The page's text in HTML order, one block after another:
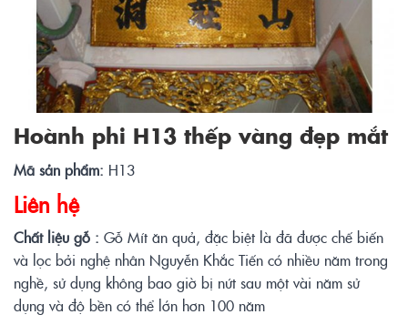
Hoành phi H13 thếp vàng đẹp mắt
Mã sản phẩm: H13
Liên hệ
Chất liệu gỗ : Gỗ Mít ăn quả, đặc biệt là đã được chế biến
và lọc bởi nghệ nhân Nguyễn Khắc Tiến có nhiều năm trong
nghề, sử dụng không bao giờ bị nứt sau một vài năm sử
dụng và độ bền có thể lớn hơn 100 năm